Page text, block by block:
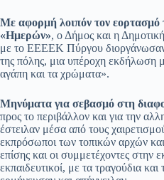
Με αφορμή λοιπόν τον
«Ημερών», ο Δήμος και η
με το ΕΕΕΕΚ Πύργου διοργάνωσαν
της πόλης, μια υπέροχη εκδήλωση
αγάπη και τα χρώματα».
Μηνύματα για σεβασμό στη
προς το περιβάλλον και για την
έστειλαν μέσα από τους
εκπρόσωποι των τοπικών αρχών
επίσης και οι συμμετέχοντες στην
εκπαιδευτικοί, με τα τραγούδια